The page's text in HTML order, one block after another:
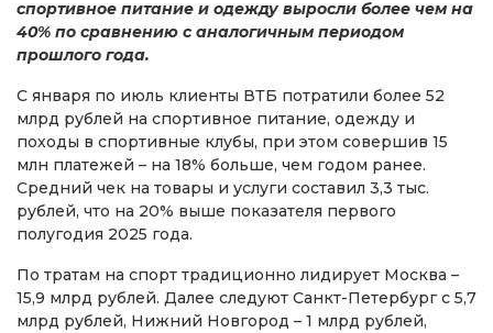
спортивное питание и одежду выросли более чем на
40% по сравнению с аналогичным периодом
прошлого года.
С января по июль клиенты ВТБ потратили более 52
млрд рублей на спортивное питание, одежду и
походы в спортивные клубы, при этом совершив 15
млн платежей – на 18% больше, чем годом ранее.
Средний чек на товары и услуги составил 3,3 тыс.
рублей, что на 20% выше показателя первого
полугодия 2025 года.
По тратам на спорт традиционно лидирует Москва –
15,9 млрд рублей. Далее следуют Санкт-Петербург с 5,7
млрд рублей, Нижний Новгород – 1 млрд рублей,